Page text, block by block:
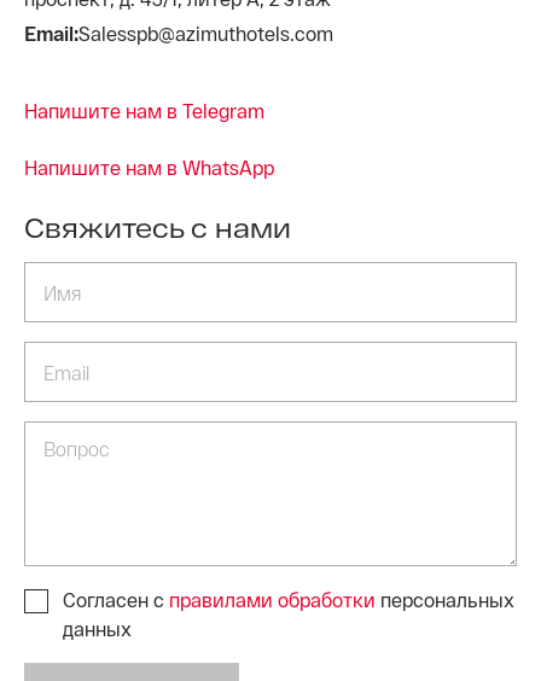
Email:Salesspb@azimuthotels.com
Напишите нам в Telegram
Напишите нам в WhatsApp
Свяжитесь с нами
Согласен с правилами обработки персональных
данных